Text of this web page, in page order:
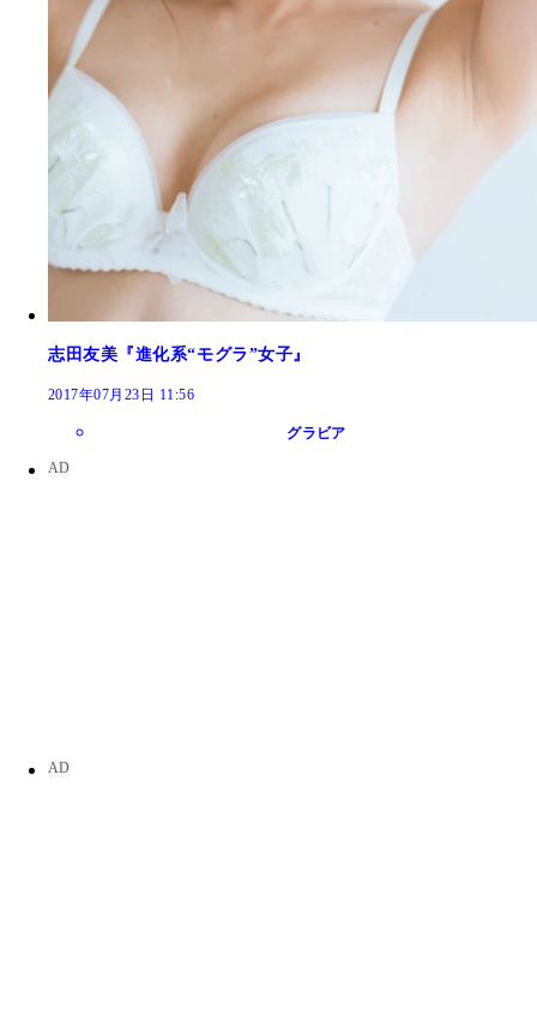
志田友美『進化系“モグラ”女子』
2017年07月23日 11:56
グラビア